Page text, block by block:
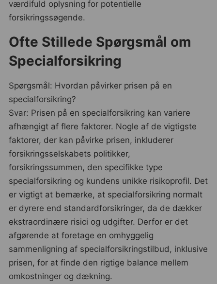
værdifuld oplysning for potentielle
forsikringssøgende.
Ofte Stillede Spørgsmål om
Specialforsikring
Spørgsmål: Hvordan påvirker prisen på en
specialforsikring?
Svar: Prisen på en specialforsikring kan variere
afhængigt af flere faktorer. Nogle af de vigtigste
faktorer, der kan påvirke prisen, inkluderer
forsikringsselskabets politikker,
forsikringssummen, den specifikke type
specialforsikring og kundens unikke risikoprofil. Det
er vigtigt at bemærke, at specialforsikring normalt
er dyrere end standardforsikringer, da de dækker
ekstraordinære risici og udgifter. Derfor er det
afgørende at foretage en omhyggelig
sammenligning af specialforsikringstilbud, inklusive
prisen, for at finde den rigtige balance mellem
omkostninger og dækning.